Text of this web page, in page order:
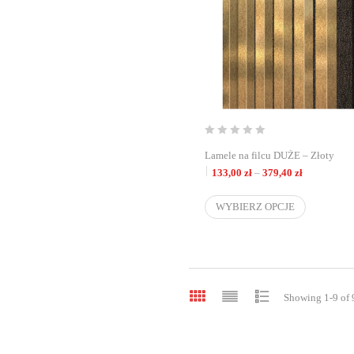
Lamele na filcu DUŻE – Złoty
133,00 zł – 379,40 złZakres cen:
WYBIERZ OPCJE
Showing 1-9 of